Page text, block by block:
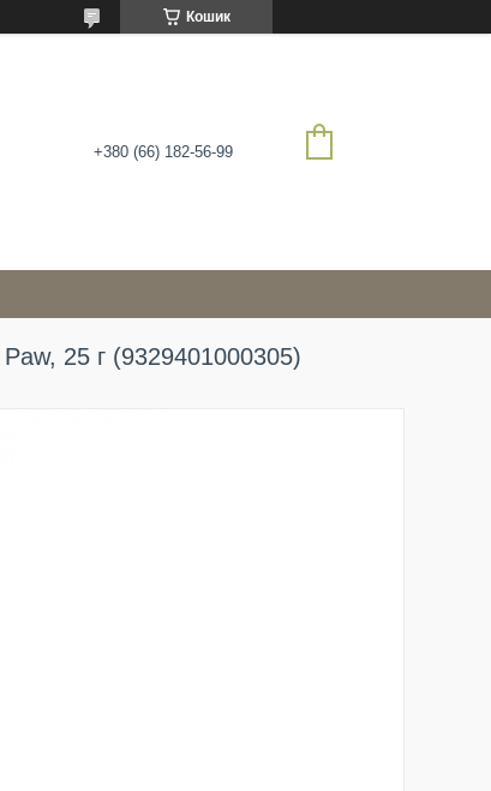
Кошик
+380 (66) 182-56-99
25 г (9329401000305)